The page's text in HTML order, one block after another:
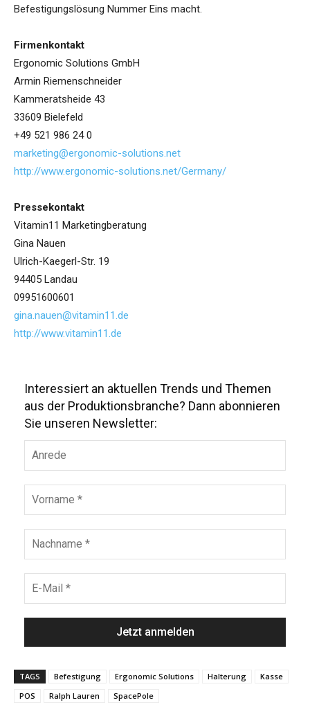
Befestigungslösung Nummer Eins macht.
Firmenkontakt
Ergonomic Solutions GmbH
Armin Riemenschneider
Kammeratsheide 43
33609 Bielefeld
+49 521 986 24 0
marketing@ergonomic-solutions.net
http://www.ergonomic-solutions.net/Germany/
Pressekontakt
Vitamin11 Marketingberatung
Gina Nauen
Ulrich-Kaegerl-Str. 19
94405 Landau
09951600601
gina.nauen@vitamin11.de
http://www.vitamin11.de
Interessiert an aktuellen Trends und Themen
aus der Produktionsbranche? Dann abonnieren
Sie unseren Newsletter:
TAGS Befestigung Ergonomic Solutions Halterung
Kasse
POS
Ralph Lauren SpacePole